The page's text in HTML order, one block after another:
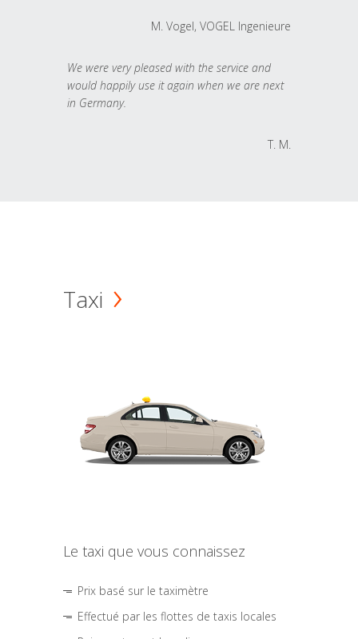
M. Vogel, VOGEL Ingenieure
We were very pleased with the service and
would happily use it again when we are next
in Germany.
T. M.
Taxi
Le taxi que vous connaissez
Prix basé sur le taximètre
Effectué par les flottes de taxis locales